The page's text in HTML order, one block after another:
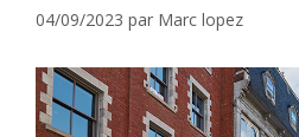
04/09/2023 par Marc lopez